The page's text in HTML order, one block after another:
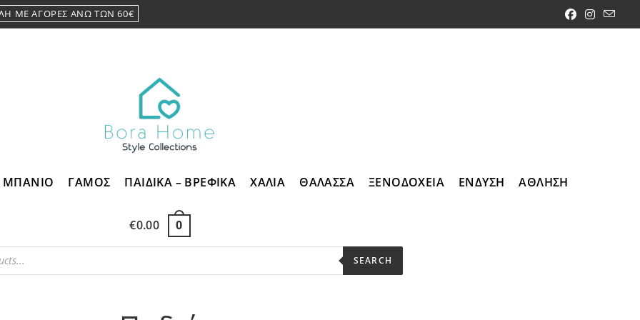
ΜΕ ΑΓΟΡΕΣ ΑΝΩ ΤΩΝ 60€
ΜΠΑΝΙΟ ΓΑΜΟΣ ΠΑΙΔΙΚΑ – ΒΡΕΦΙΚΑ ΧΑΛΙΑ ΘΑΛΑΣΣΑ ΞΕΝΟΔΟΧΕΙΑ ΕΝΔΥΣΗ ΑΘΛΗΣΗ
€0.00 0
SEARCH